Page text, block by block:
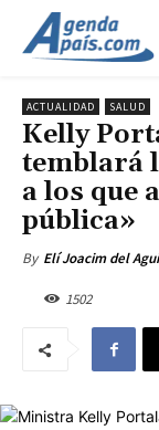
ACTUALIDAD SALUD
Kelly
temblará
a los que
pública»
By Elí Joacim del
1502